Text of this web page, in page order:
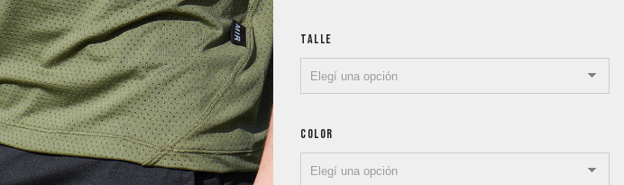
TALLE
COLOR